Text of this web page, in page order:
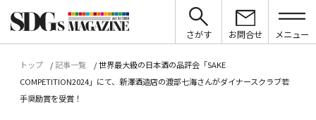
さがす お問合せ メニュー
トップ 記事一覧
世界最大級の日本酒の品評会「SAKE
COMPETITION2024」にて、新澤酒造店の渡部七海さんがダイナースクラブ若
手奨励賞を受賞！